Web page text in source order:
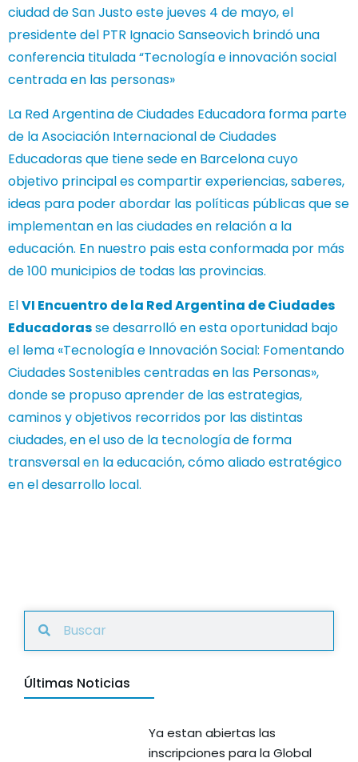
ciudad de San Justo este jueves 4 de mayo, el
presidente del PTR Ignacio Sanseovich brindó una
conferencia titulada “Tecnología e innovación social
centrada en las personas»
La Red Argentina de Ciudades Educadora forma parte
de la Asociación Internacional de Ciudades
Educadoras que tiene sede en Barcelona cuyo
objetivo principal es compartir experiencias, saberes,
ideas para poder abordar las políticas públicas que se
implementan en las ciudades en relación a la
educación. En nuestro pais esta conformada por más
de 100 municipios de todas las provincias.
ElVI Encuentro de la Red Argentina de Ciudades
Educadorasse desarrolló en esta oportunidad bajo
el lema «Tecnología e Innovación Social: Fomentando
Ciudades Sostenibles centradas en las Personas»,
donde se propuso aprender de las estrategias,
caminos y objetivos recorridos por las distintas
ciudades, en el uso de la tecnología de forma
transversal en la educación, cómo aliado estratégico
en el desarrollo local.
Últimas Noticias
Ya estan abiertas las
inscripciones para la Global